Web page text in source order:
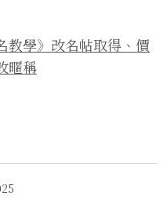
教學》改名帖取得、價
暱稱